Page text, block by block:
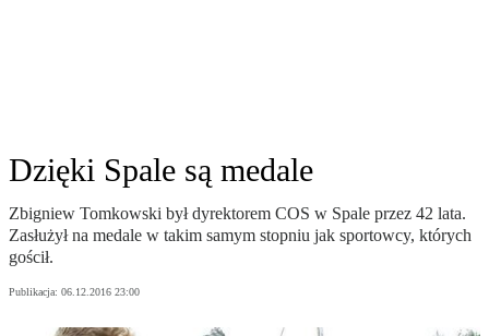
Dzięki Spale są medale
Zbigniew Tomkowski był dyrektorem COS w Spale przez 42 lata.
Zasłużył na medale w takim samym stopniu jak sportowcy, których
gościł.
Publikacja: 06.12.2016 23:00